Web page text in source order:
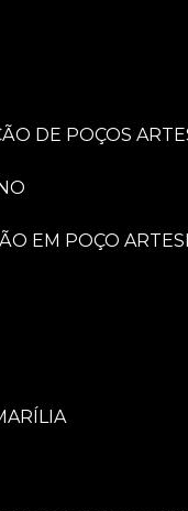
DE POÇOS
EM POÇO